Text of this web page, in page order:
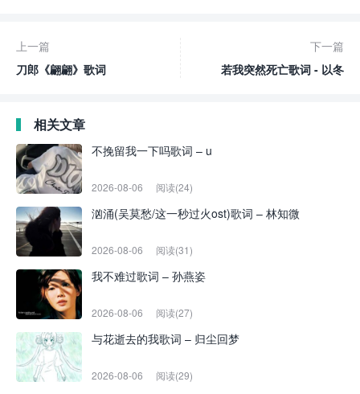
上一篇
刀郎《翩翩》歌词
下一篇
若我突然死亡歌词 - 以冬
相关文章
不挽留我一下吗歌词 – u
2026-08-06 阅读(24)
汹涌(吴莫愁/这一秒过火ost)歌词 – 林知微
2026-08-06 阅读(31)
我不难过歌词 – 孙燕姿
2026-08-06 阅读(27)
与花逝去的我歌词 – 归尘回梦
2026-08-06 阅读(29)